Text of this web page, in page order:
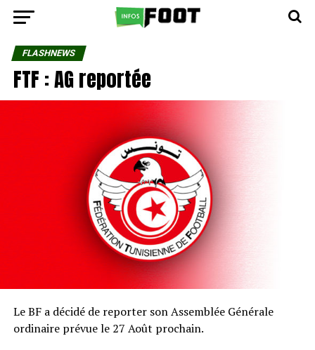
FLASHNEWS
FTF : AG reportée
Le BF a décidé de reporter son Assemblée Générale
ordinaire prévue le 27 Août prochain.